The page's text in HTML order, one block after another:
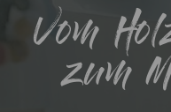
Vom
zum